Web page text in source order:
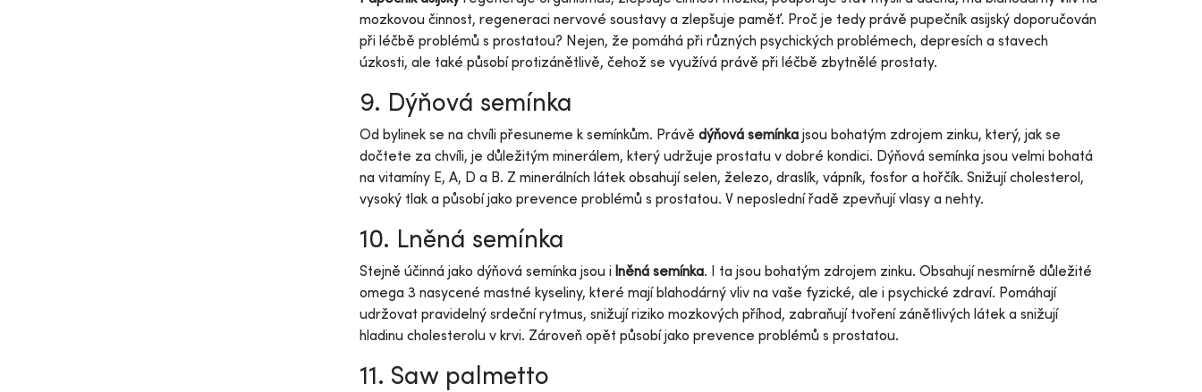
mozkovou činnost, regeneraci nervové soustavy a zlepšuje paměť. Proč je tedy právě pupečník asijský doporučován
při léčbě problémů s prostatou? Nejen, že pomáhá při různých psychických problémech, depresích a stavech
úzkosti, ale také působí protizánětlivě, čehož se využívá právě při léčbě zbytnělé prostaty.
9. Dýňová semínka
Od bylinek se na chvíli přesuneme k semínkům. Právě dýňová semínka jsou bohatým zdrojem zinku, který, jak se
dočtete za chvíli, je důležitým minerálem, který udržuje prostatu v dobré kondici. Dýňová semínka jsou velmi bohatá
na vitamíny E, A, D a B. Z minerálních látek obsahují selen, železo, draslík, vápník, fosfor a hořčík. Snižují cholesterol,
vysoký tlak a působí jako prevence problémů s prostatou. V neposlední řadě zpevňují vlasy a nehty.
10. Lněná semínka
Stejně účinná jako dýňová semínka jsou i lněná semínka. I ta jsou bohatým zdrojem zinku. Obsahují nesmírně důležité
omega 3 nasycené mastné kyseliny, které mají blahodárný vliv na vaše fyzické, ale i psychické zdraví. Pomáhají
udržovat pravidelný srdeční rytmus, snižují riziko mozkových příhod, zabraňují tvoření zánětlivých látek a snižují
hladinu cholesterolu v krvi. Zároveň opět působí jako prevence problémů s prostatou.
11. Saw palmetto